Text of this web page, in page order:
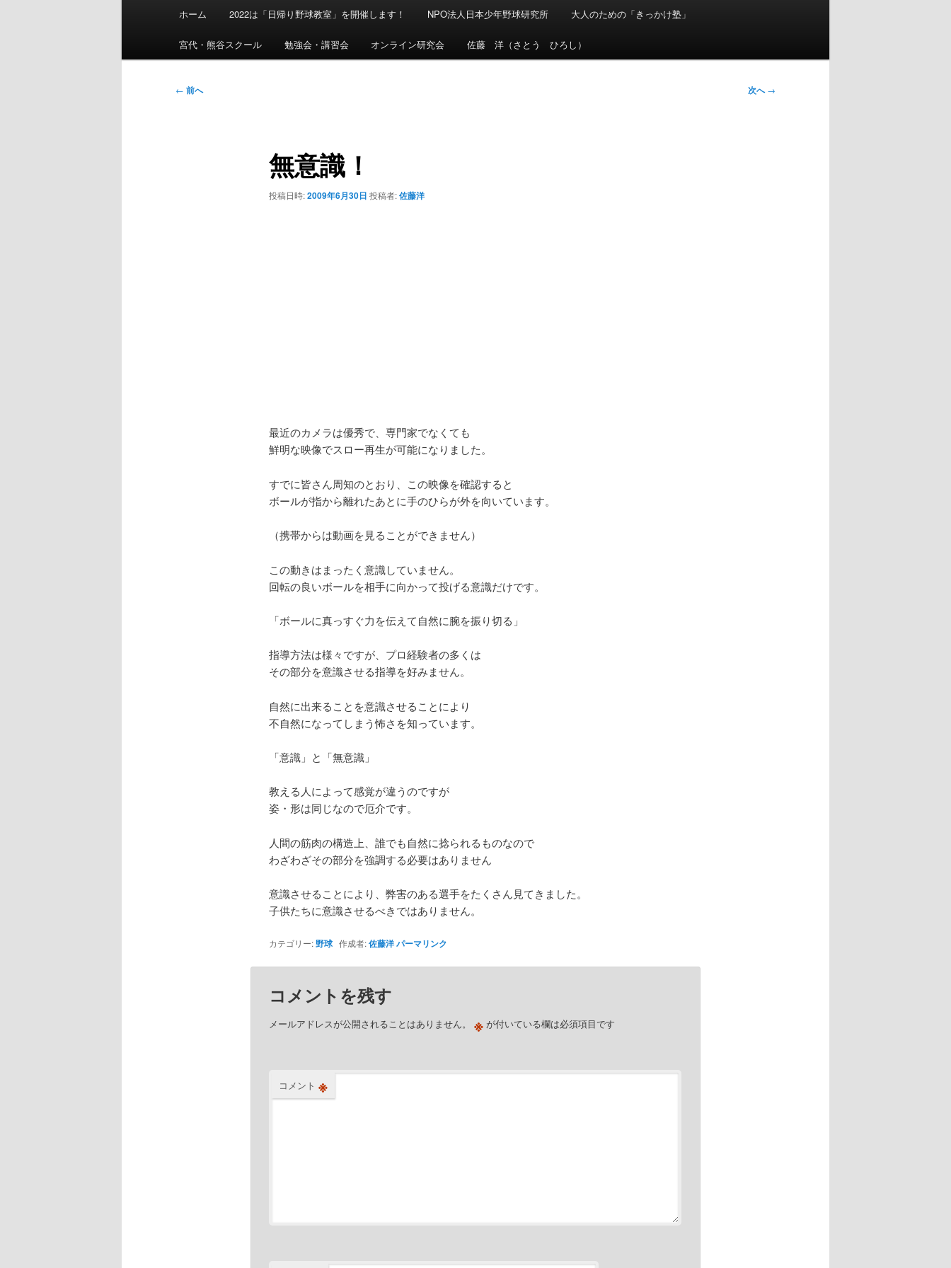
メ
ホーム 2022は「日帰り野球教室」を開催します！ NPO法人日本少年野球研究所 大人のための「きっかけ塾」
宮代・熊谷スクール 勉強会・講習会 オンライン研究会 佐藤 洋（さとう ひろし）
投
← 前へ 次へ→
無意識！
投稿日時:2009年6月30日 投稿者:佐藤洋
最近のカメラは優秀で、専門家でなくても
鮮明な映像でスロー再生が可能になりました。
すでに皆さん周知のとおり、この映像を確認すると
ボールが指から離れたあとに手のひらが外を向いています。
（携帯からは動画を見ることができません）
この動きはまったく意識していません。
回転の良いボールを相手に向かって投げる意識だけです。
「ボールに真っすぐ力を伝えて自然に腕を振り切る」
指導方法は様々ですが、プロ経験者の多くは
その部分を意識させる指導を好みません。
自然に出来ることを意識させることにより
不自然になってしまう怖さを知っています。
「意識」と「無意識」
教える人によって感覚が違うのですが
姿・形は同じなので厄介です。
人間の筋肉の構造上、誰でも自然に捻られるものなので
わざわざその部分を強調する必要はありません
意識させることにより、弊害のある選手をたくさん見てきました。
子供たちに意識させるべきではありません。
カテゴリー:野球作成者:佐藤洋パーマリンク
コメントを残す
メールアドレスが公開されることはありません。 ※が付いている欄は必須項目です
コメント ※